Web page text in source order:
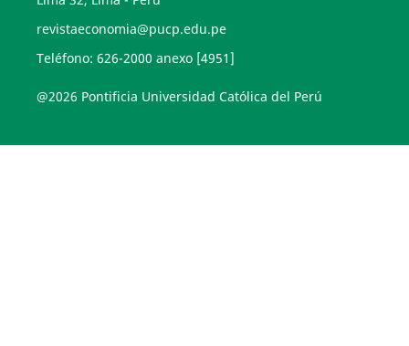
revistaeconomia@pucp.edu.pe
Teléfono: 626-2000 anexo [4951]
@2026 Pontificia Universidad Católica del Perú